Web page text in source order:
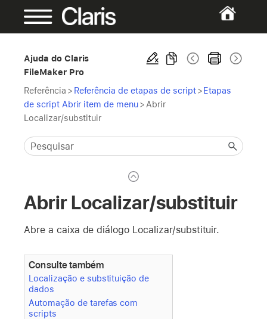
Ajuda do Claris
FileMaker Pro
Referência > Referência de etapas de script >Etapas
de script Abrir item de menu> Abrir
Localizar/substituir
Abrir Localizar/substituir
Abre a caixa de diálogo Localizar/substituir.
Consulte também
Localização e substituição de
dados
Automação de tarefas com
scripts